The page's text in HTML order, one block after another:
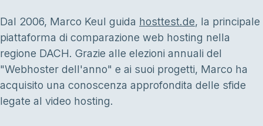
Dal 2006, Marco Keul guida hosttest.de, la principale
piattaforma di comparazione web hosting nella
regione DACH. Grazie alle elezioni annuali del
"Webhoster dell'anno" e ai suoi progetti, Marco ha
acquisito una conoscenza approfondita delle sfide
legate al video hosting.